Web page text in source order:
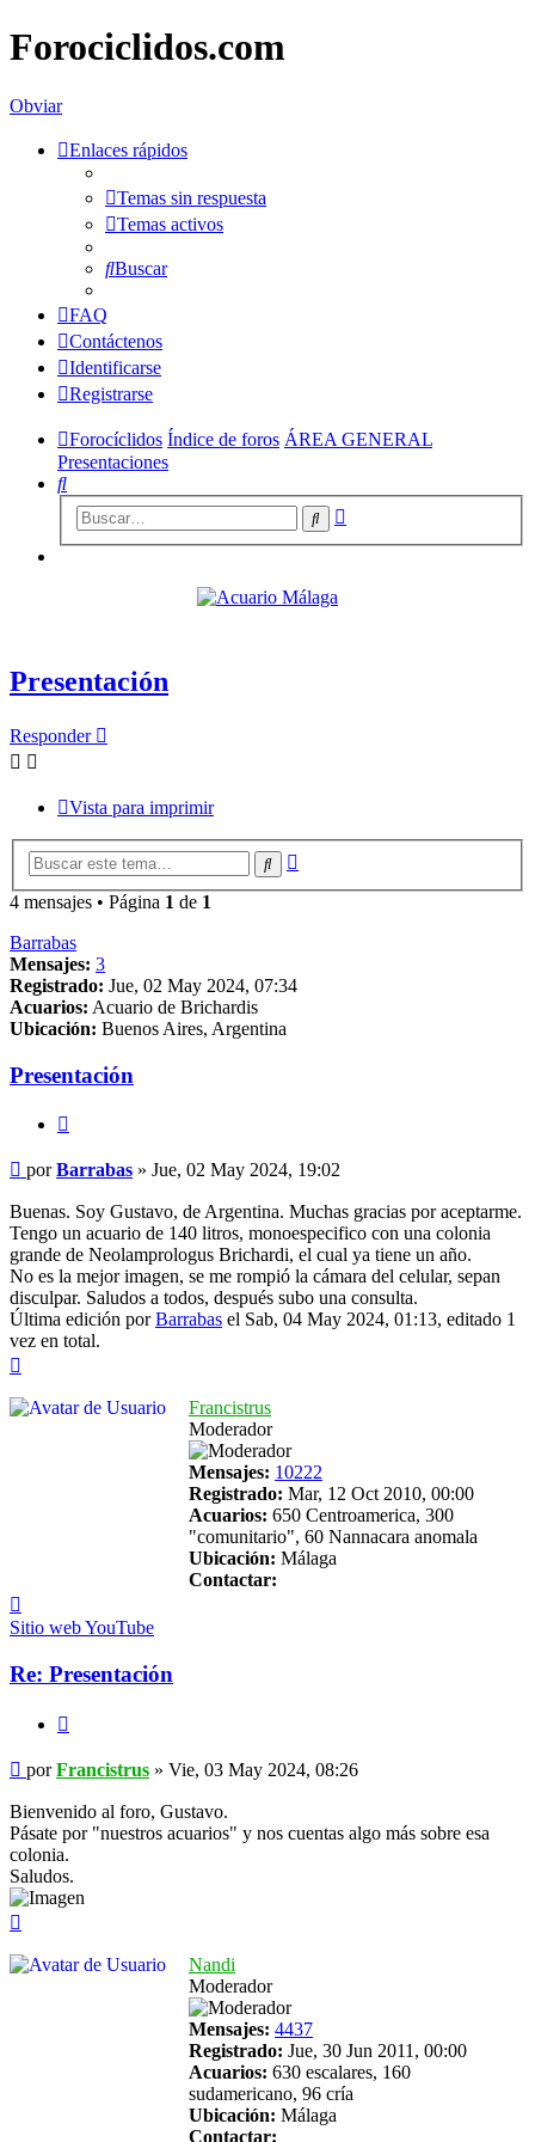
Forociclidos.com
Obviar
Enlaces rápidos
Temas sin respuesta
Temas activos
Buscar
FAQ
Contáctenos
Identificarse
Registrarse
Forocíclidos Índice de foros ÁREA GENERAL
Presentaciones
Buscar
Buscar
Presentación
Responder
Vista para imprimir
Buscar
4 mensajes • Página 1 de 1
Barrabas
Mensajes: 3
Registrado: Jue, 02 May 2024, 07:34
Acuarios: Acuario de Brichardis
Ubicación: Buenos Aires, Argentina
Presentación
Mensaje
porBarrabas » Jue, 02 May 2024, 19:02
Buenas. Soy Gustavo, de Argentina. Muchas gracias por aceptarme.
Tengo un acuario de 140 litros, monoespecifico con una colonia
grande de Neolamprologus Brichardi, el cual ya tiene un año.
No es la mejor imagen, se me rompió la cámara del celular, sepan
disculpar. Saludos a todos, después subo una consulta.
Última edición porBarrabas el Sab, 04 May 2024, 01:13, editado 1
vez en total.
Francistrus
Moderador
Mensajes: 10222
Registrado: Mar, 12 Oct 2010, 00:00
Acuarios: 650 Centroamerica, 300
"comunitario", 60 Nannacara anomala
Ubicación: Málaga
Contactar:
Francistrus
Sitio webYouTube
Re: Presentación
Mensaje
porFrancistrus » Vie, 03 May 2024, 08:26
Bienvenido al foro, Gustavo.
Pásate por "nuestros acuarios" y nos cuentas algo más sobre esa
colonia.
Saludos.
Nandi
Moderador
Mensajes: 4437
Registrado: Jue, 30 Jun 2011, 00:00
Acuarios: 630 escalares, 160
sudamericano, 96 cría
Ubicación: Málaga
Contactar: